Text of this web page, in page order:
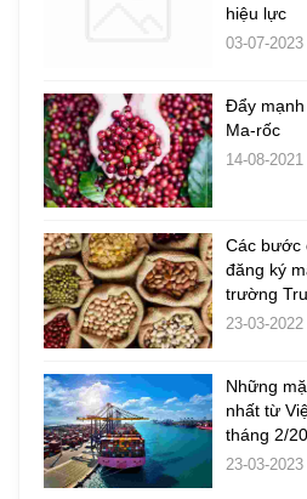
hiệu lực
03-07-2023
Đẩy
Ma-rốc
14-08-2021
Các bước
đăng ký
trường
23-03-2022
Những
nhất từ
tháng 2/
23-03-2023